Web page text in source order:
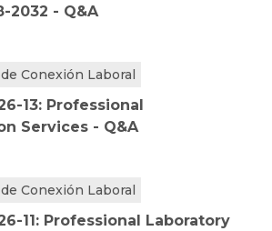
2032 - Q&A
Conexión Laboral
13: Professional
Services - Q&A
Conexión Laboral
11: Professional Laboratory